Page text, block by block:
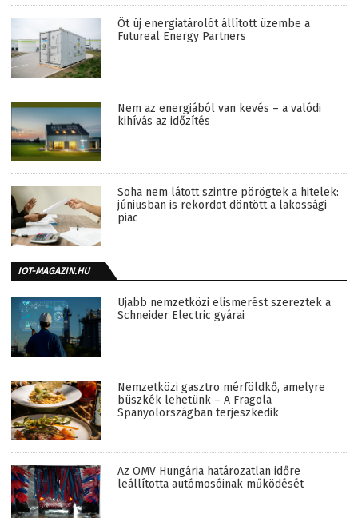
Öt új energiatárolót állított üzembe a
Futureal Energy Partners
Nem az energiából van kevés – a valódi
kihívás az időzítés
Soha nem látott szintre pörögtek a hitelek:
júniusban is rekordot döntött a lakossági
piac
IOT-MAGAZIN.HU
Újabb nemzetközi elismerést szereztek a
Schneider Electric gyárai
Nemzetközi gasztro mérföldkő, amelyre
büszkék lehetünk – A Fragola
Spanyolországban terjeszkedik
Az OMV Hungária határozatlan időre
leállította autómosóinak működését